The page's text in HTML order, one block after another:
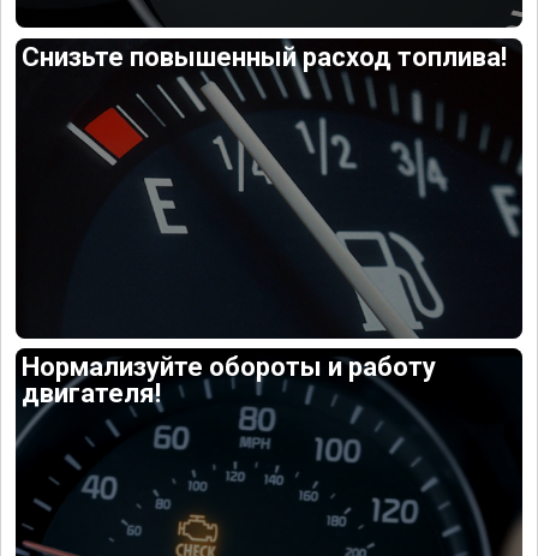
Снизьте повышенный расход топлива!
Нормализуйте обороты и работу
двигателя!